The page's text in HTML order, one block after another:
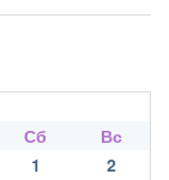
Сб
Вс
1
2